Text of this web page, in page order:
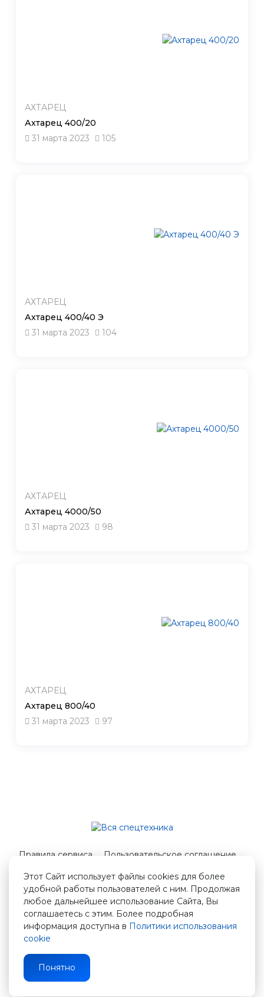
АХТАРЕЦ
Ахтарец 400/20
31 марта 2023
105
АХТАРЕЦ
Ахтарец 400/40 Э
31 марта 2023
104
АХТАРЕЦ
Ахтарец 4000/50
31 марта 2023
98
АХТАРЕЦ
Ахтарец 800/40
31 марта 2023
97
Этот Сайт использует файлы cookies для более
удобной работы пользователей с ним. Продолжая
любое дальнейшее использование Сайта, Вы
соглашаетесь с этим. Более подробная
информация доступна в Политики использования
cookie
Понятно
Правила сервиса
Пользовательское соглашение
© 2026 Вся спецтехника
info@vstshop.ru